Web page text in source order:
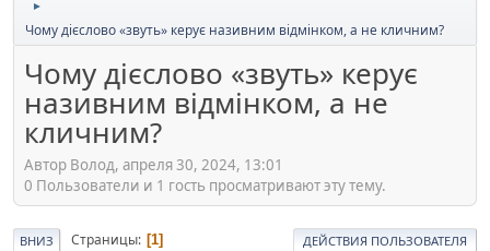
►
Чому дієслово «звуть» керує називним відмінком, а не кличним?
Чому дієслово «звуть» керує
називним відмінком, а не
кличним?
Автор Волод, апреля 30, 2024, 13:01
0 Пользователи и 1 гость просматривают эту тему.
ВНИЗ Страницы 1 ДЕЙСТВИЯ ПОЛЬЗОВАТЕЛЯ